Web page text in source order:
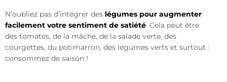
N’oubliez pas d’intégrer des légumes pour augmenter
facilement votre sentiment de satiété. Cela peut être
des tomates, de la mâche, de la salade verte, des
courgettes, du potimarron, des légumes verts et surtout :
consommez de saison !